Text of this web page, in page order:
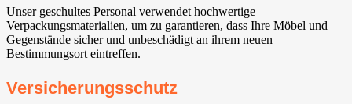
Unser geschultes Personal verwendet hochwertige
Verpackungsmaterialien, um zu garantieren, dass Ihre Möbel und
Gegenstände sicher und unbeschädigt an ihrem neuen
Bestimmungsort eintreffen.
Versicherungsschutz